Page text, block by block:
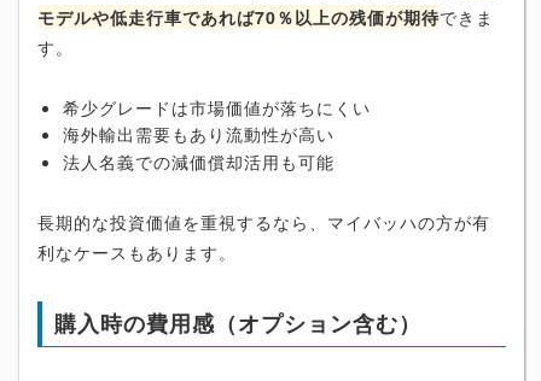
モデルや低走行車であれば70％以上の残価が期待できま
す。
希少グレードは市場価値が落ちにくい
海外輸出需要もあり流動性が高い
法人名義での減価償却活用も可能
長期的な投資価値を重視するなら、マイバッハの方が有
利なケースもあります。
購入時の費用感（オプション含む）